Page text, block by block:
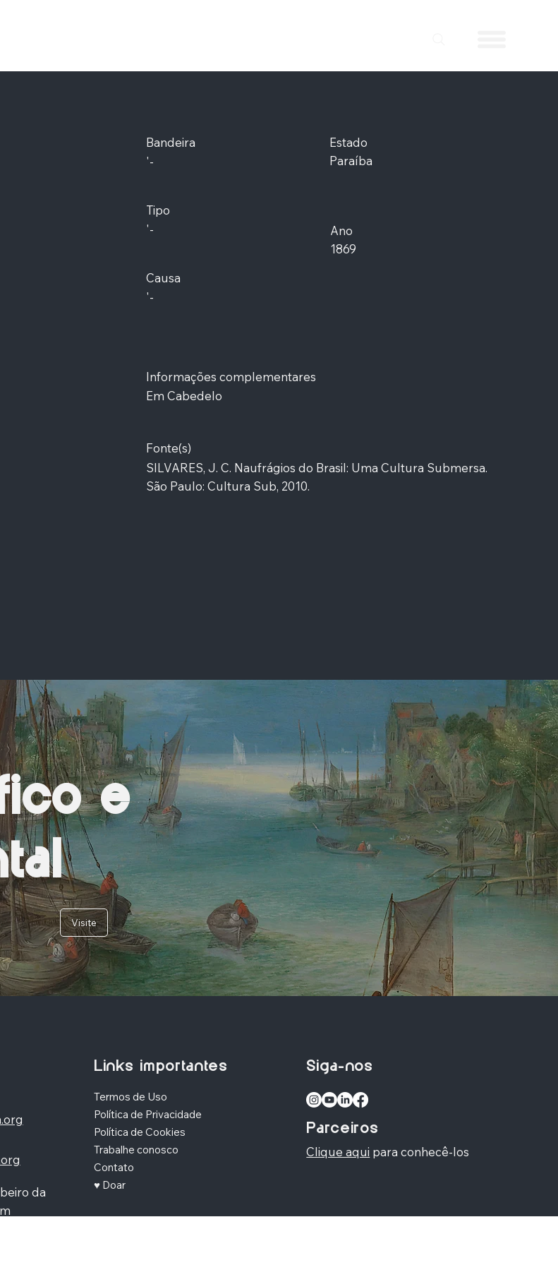
Bandeira
'-
Tipo
'-
Causa
'-
Informações complementares
Em Cabedelo
Fonte(s)
SILVARES, J. C. Naufrágios do Brasil: Uma Cultura Submersa.
São Paulo: Cultura Sub, 2010.
Estado
Paraíba
Ano
1869
e
Visite
da
Links importantes
Termos de Uso
Política de Privacidade
Política de Cookies
Trabalhe conosco
Contato
♥ Doar
Siga-nos
Parceiros
Clique aqui para conhecê-los